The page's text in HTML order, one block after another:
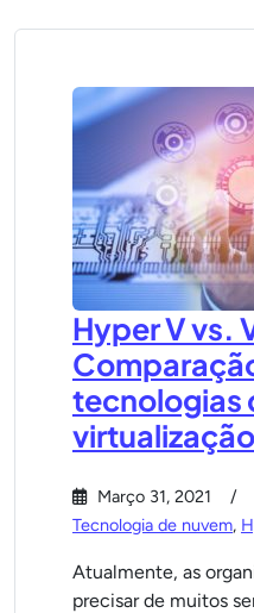
Hyper V vs.
tecnologias
virtualização
Março 31, 2021
Tecnologia de nuvem,
Atualmente, as
precisar de muitos